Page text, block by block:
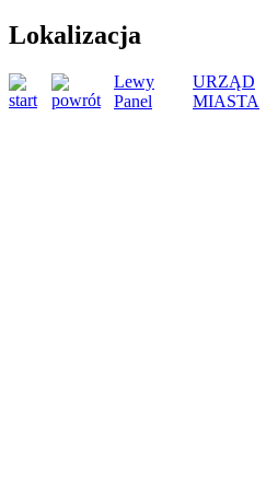
Lokalizacja
Lewy
Panel
URZĄD
MIASTA